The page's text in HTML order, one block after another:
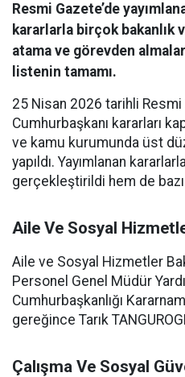
Resmi Gazete’de
kararlarla birçok bakanlık
atama ve görevden
listenin tamamı.
25 Nisan 2026 tarihli Resmi
Cumhurbaşkanı kararları
ve kamu kurumunda üst
yapıldı. Yayımlanan
gerçekleştirildi hem de
Aile Ve Sosyal
Aile ve Sosyal Hizmetler
Personel Genel Müdür
Cumhurbaşkanlığı
gereğince Tarık
Çalışma Ve Sosyal